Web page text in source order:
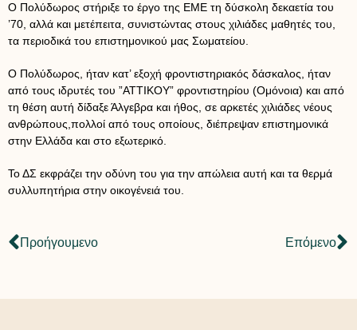
Ο Πολύδωρος στήριξε το έργο της ΕΜΕ τη δύσκολη δεκαετία του
’70, αλλά και μετέπειτα, συνιστώντας στους χιλιάδες μαθητές του,
τα περιοδικά του επιστημονικού μας Σωματείου.
Ο Πολύδωρος, ήταν κατ’ εξοχή φροντιστηριακός δάσκαλος, ήταν
από τους ιδρυτές του ”ΑΤΤΙΚΟΥ” φροντιστηρίου (Ομόνοια) και από
τη θέση αυτή δίδαξε Άλγεβρα και ήθος, σε αρκετές χιλιάδες νέους
ανθρώπους,πολλοί από τους οποίους, διέπρεψαν επιστημονικά
στην Ελλάδα και στο εξωτερικό.
Το ΔΣ εκφράζει την οδύνη του για την απώλεια αυτή και τα θερμά
συλλυπητήρια στην οικογένειά του.
Προήγουμενο Επόμενο